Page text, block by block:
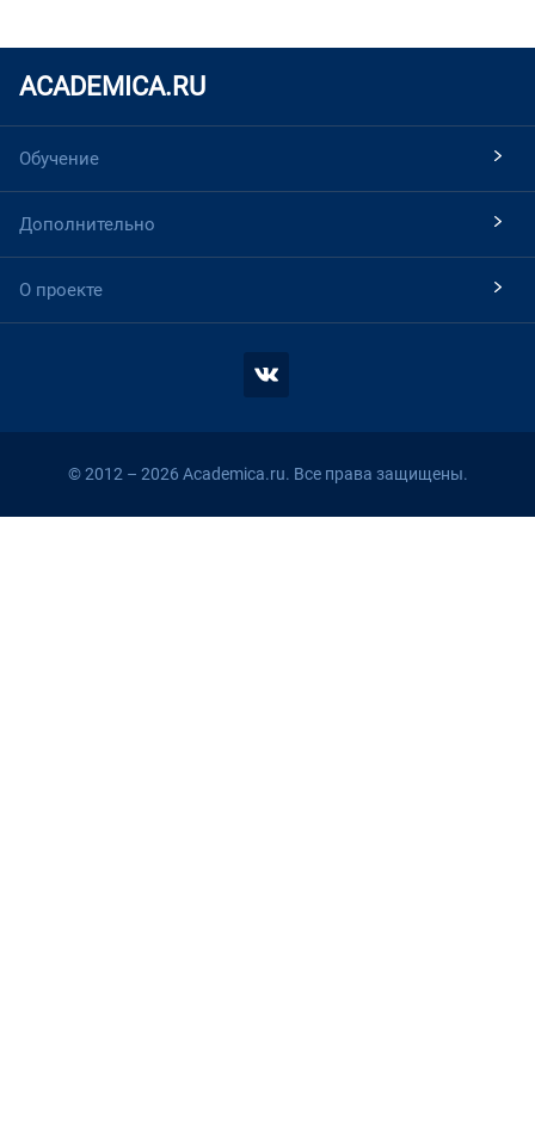
ACADEMICA.RU
Обучение
Дополнительно
О проекте
© 2012 – 2026 Academica.ru. Все права защищены.